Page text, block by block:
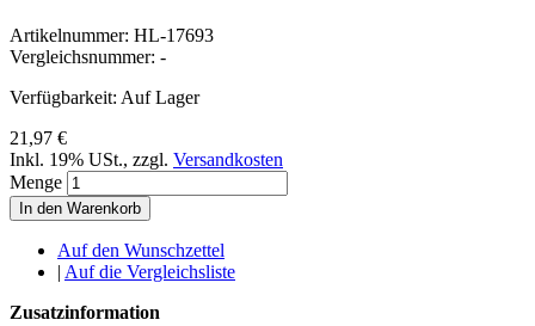
Artikelnummer: HL-17693
Vergleichsnummer: -
Verfügbarkeit: Auf Lager
21,97 €
Inkl. 19% USt., zzgl. Versandkosten
Menge
In den Warenkorb
Auf den Wunschzettel
| Auf die Vergleichsliste
Zusatzinformation